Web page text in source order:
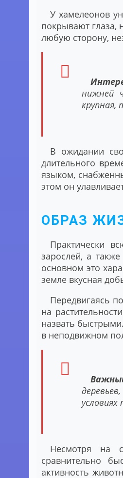
У хамелеонов
покрывают глаза,
любую сторону,
нижней
крупная,
В ожидании
длительного
языком,
этом он
ОБРАЗ
Практически
зарослей, а
основном это
земле вкусная
Передвигаясь
на
назвать
в неподвижном
Несмотря на
сравнительно
активность